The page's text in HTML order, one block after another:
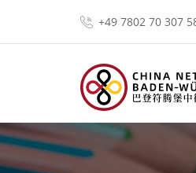
+49 7802 70 307